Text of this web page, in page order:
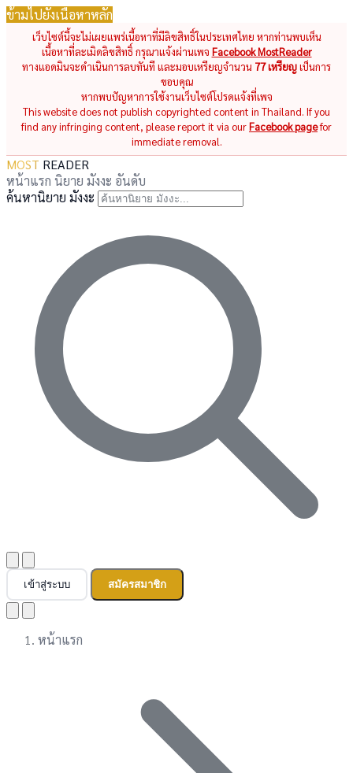
ข้ามไปยังเนื้อหาหลัก
เว็บไซต์นี้จะไม่เผยแพร่เนื้อหาที่มีลิขสิทธิ์ในประเทศไทย หากท่านพบเห็น
เนื้อหาที่ละเมิดลิขสิทธิ์ กรุณาแจ้งผ่านเพจ Facebook MostReader
ทางแอดมินจะดำเนินการลบทันที และมอบเหรียญจำนวน 77 เหรียญเป็นการ
ขอบคุณ
หากพบปัญหาการใช้งานเว็บไซต์โปรดแจ้งที่เพจ
This website does not publish copyrighted content in Thailand. If you
find any infringing content, please report it via ourFacebook pagefor
immediate removal.
MOST READER
หน้าแรก นิยาย มังงะ อันดับ
ค้นหานิยาย มังงะ
เข้าสู่ระบบ สมัครสมาชิก
หน้าแรก